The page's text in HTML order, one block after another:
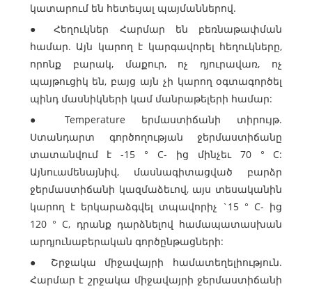
կատարում են հետեւյալ պայմաններով.
● Հեղուկներ Հարմար են բեռնաթափման
համար. Այն կարող է կարգավորել հեղուկները,
որոնք բարակ, մաքուր, ոչ դյուրավառ, ոչ
պայթուցիկ են, բայց այն չի կարող օգտագործել
պինդ մասնիկների կամ մանրաթելերի համար:
● Temperature երմաստիճանի տիրույթ.
Ստանդարտ գործողության ջերմաստիճանը
տատանվում է -15 ° C- ից մինչեւ 70 ° C:
Այնուամենայնիվ, մասնագիտացված բարձր
ջերմաստիճանի կազմաձեւով, այս տեսականին
կարող է երկարաձգվել տպավորիչ `15 ° C- ից
120 ° C, դրանք դարձնելով համապատասխան
արդյունաբերական գործընթացների:
● Շրջակա միջավայրի համատեղելիություն.
Հարմար է շրջակա միջավայրի ջերմաստիճանի